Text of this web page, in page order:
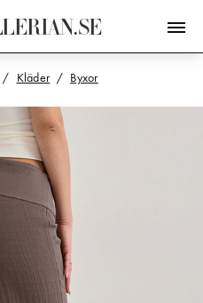
LERIAN.SE
Kläder Byxor